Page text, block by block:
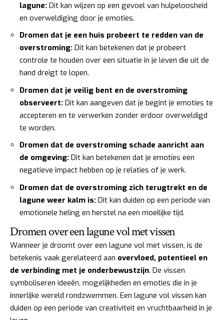
lagune: Dit kan wijzen op een gevoel van hulpeloosheid
en overweldiging door je emoties.
Dromen dat je een huis probeert te redden van de
overstroming: Dit kan betekenen dat je probeert
controle te houden over een situatie in je leven die uit de
hand dreigt te lopen.
Dromen dat je veilig bent en de overstroming
observeert: Dit kan aangeven dat je begint je emoties te
accepteren en te verwerken zonder erdoor overweldigd
te worden.
Dromen dat de overstroming schade aanricht aan
de omgeving: Dit kan betekenen dat je emoties een
negatieve impact hebben op je relaties of je werk.
Dromen dat de overstroming zich terugtrekt en de
lagune weer kalm is: Dit kan duiden op een periode van
emotionele heling en herstel na een moeilijke tijd.
Dromen over een lagune vol met vissen
Wanneer je droomt over een lagune vol met vissen, is de
betekenis vaak gerelateerd aan overvloed, potentieel en
de verbinding met je onderbewustzijn. De vissen
symboliseren ideeën, mogelijkheden en emoties die in je
innerlijke wereld rondzwemmen. Een lagune vol vissen kan
duiden op een periode van creativiteit en vruchtbaarheid in je